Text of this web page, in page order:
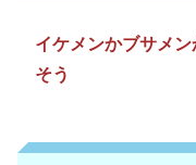
イケメンかブサメ
そう